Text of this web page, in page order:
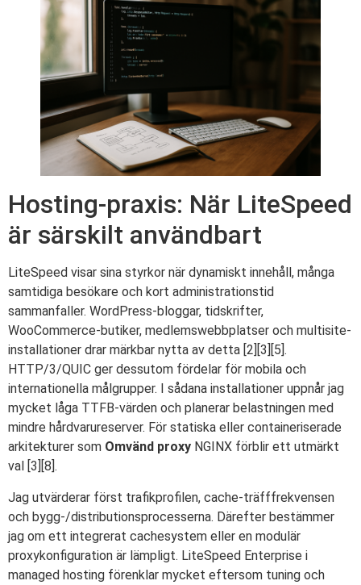
Hosting-praxis: När LiteSpeed
är särskilt användbart
LiteSpeed visar sina styrkor när dynamiskt innehåll, många
samtidiga besökare och kort administrationstid
sammanfaller. WordPress-bloggar, tidskrifter,
WooCommerce-butiker, medlemswebbplatser och multisite-
installationer drar märkbar nytta av detta [2][3][5].
HTTP/3/QUIC ger dessutom fördelar för mobila och
internationella målgrupper. I sådana installationer uppnår jag
mycket låga TTFB-värden och planerar belastningen med
mindre hårdvarureserver. För statiska eller containeriserade
arkitekturer som Omvänd proxy NGINX förblir ett utmärkt
val [3][8].
Jag utvärderar först trafikprofilen, cache-träfffrekvensen
och bygg-/distributionsprocesserna. Därefter bestämmer
jag om ett integrerat cachesystem eller en modulär
proxykonfiguration är lämpligt. LiteSpeed Enterprise i
managed hosting förenklar mycket eftersom tuning och